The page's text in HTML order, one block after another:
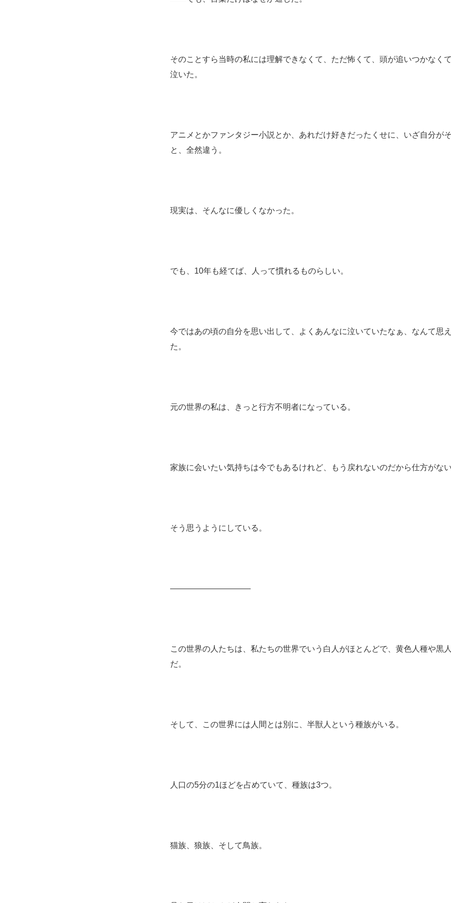
そのことすら当時の私には理解できなくて、ただ怖くて、頭が追いつかな
泣いた。
アニメとかファンタジー小説とか、あれだけ好きだったくせに、いざ自分が
と、全然違う。
現実は、そんなに優しくなかった。
でも、10年も経てば、人って慣れるものらしい。
今ではあの頃の自分を思い出して、よくあんなに泣いていたなぁ、なんて思
た。
元の世界の私は、きっと行方不明者になっている。
家族に会いたい気持ちは今でもあるけれど、もう戻れないのだから仕方がない
そう思うようにしている。
――――――――――
この世界の人たちは、私たちの世界でいう白人がほとんどで、黄色人種や黒
だ。
そして、この世界には人間とは別に、半獣人という種族がいる。
人口の5分の1ほどを占めていて、種族は3つ。
猫族、狼族、そして鳥族。